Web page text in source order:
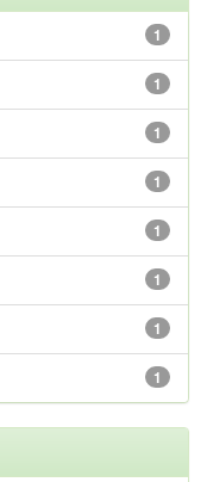
1
1
1
1
1
1
1
1